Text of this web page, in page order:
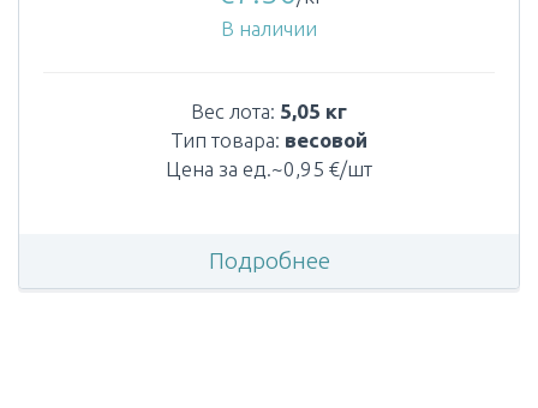
В наличии
Вес лота: 5,05 кг
Тип товара: весовой
Цена за ед.~0,95 €/шт
Подробнее